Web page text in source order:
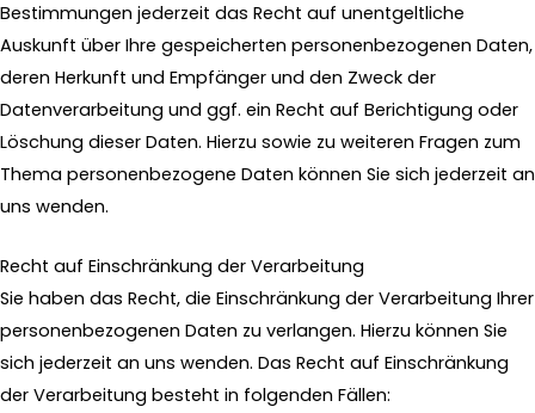
Bestimmungen jederzeit das Recht auf unentgeltliche
Auskunft über Ihre gespeicherten personenbezogenen Daten,
deren Herkunft und Empfänger und den Zweck der
Datenverarbeitung und ggf. ein Recht auf Berichtigung oder
Löschung dieser Daten. Hierzu sowie zu weiteren Fragen zum
Thema personenbezogene Daten können Sie sich jederzeit an
uns wenden.
Recht auf Einschränkung der Verarbeitung
Sie haben das Recht, die Einschränkung der Verarbeitung Ihrer
personenbezogenen Daten zu verlangen. Hierzu können Sie
sich jederzeit an uns wenden. Das Recht auf Einschränkung
der Verarbeitung besteht in folgenden Fällen: